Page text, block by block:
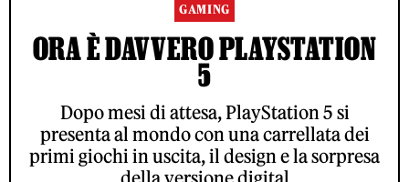
GAMING
ORA È DAVVERO PLAYSTATION
5
Dopo mesi di attesa, PlayStation 5 si
presenta al mondo con una carrellata dei
primi giochi in uscita, il design e la sorpresa